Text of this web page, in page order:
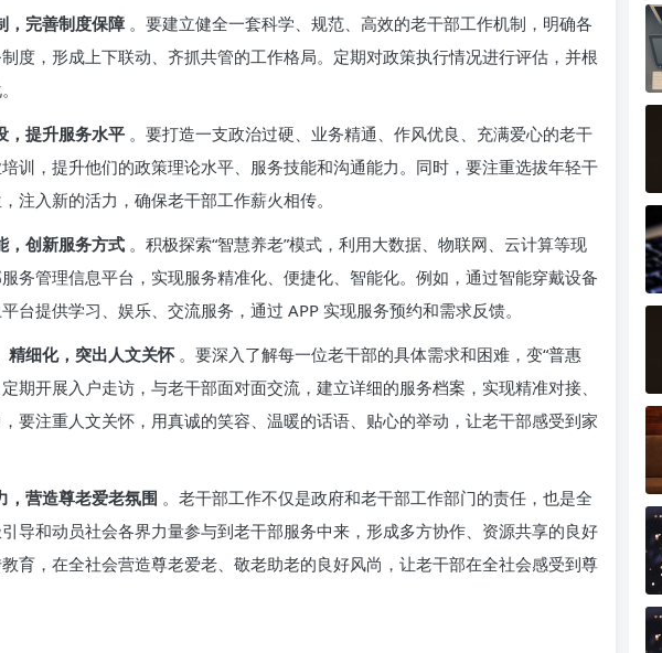
，完善制度保障 。要建立健全一套科学、规范、高效的老干部工作机制，明确各
度，形成上下联动、齐抓共管的工作格局。定期对政策执行情况进行评估，并根
，提升服务水平 。要打造一支政治过硬、业务精通、作风优良、充满爱心的老干
训，提升他们的政策理论水平、服务技能和沟通能力。同时，要注重选拔年轻干
注入新的活力，确保老干部工作薪火相传。
，创新服务方式 。积极探索“智慧养老”模式，利用大数据、物联网、云计算等现
务管理信息平台，实现服务精准化、便捷化、智能化。例如，通过智能穿戴设备
台提供学习、娱乐、交流服务，通过 APP 实现服务预约和需求反馈。
精细化，突出人文关怀 。要深入了解每一位老干部的具体需求和困难，变“普惠
期开展入户走访，与老干部面对面交流，建立详细的服务档案，实现精准对接、
要注重人文关怀，用真诚的笑容、温暖的话语、贴心的举动，让老干部感受到家
，营造尊老爱老氛围 。老干部工作不仅是政府和老干部工作部门的责任，也是全
导和动员社会各界力量参与到老干部服务中来，形成多方协作、资源共享的良好
育，在全社会营造尊老爱老、敬老助老的良好风尚，让老干部在全社会感受到尊